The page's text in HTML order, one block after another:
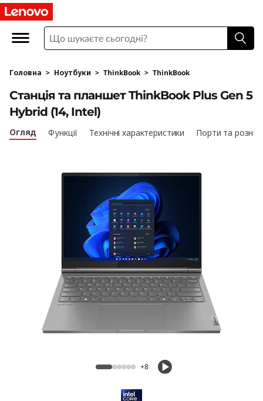
L
n
o
v
o
Головна > Ноутбуки > ThinkBook > ThinkBook
Hybrid (14, Intel)
Станція та планшет ThinkBook Plus Gen 5
Hybrid (14, Intel)
Огляд Функції Технічні характеристики Порти та
+8